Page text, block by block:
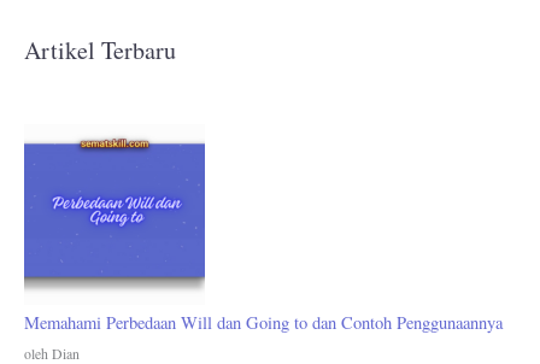
Artikel Terbaru
Memahami Perbedaan Will dan Going to dan Contoh Penggunaannya
oleh Dian